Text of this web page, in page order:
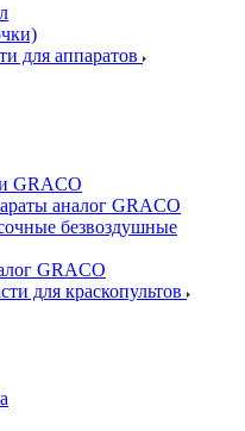
для аппаратов
GRACO
аналог GRACO
безвоздушные
GRACO
для краскопультов